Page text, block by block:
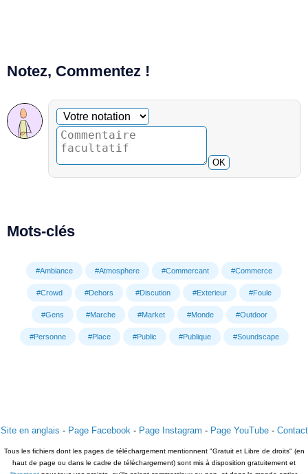
Notez, Commentez !
Commentaire facultatif
Votre notation
OK
Mots-clés
#Ambiance #Atmosphere #Commercant #Commerce
#Crowd #Dehors #Discution #Exterieur #Foule
#Gens #Marche #Market #Monde #Outdoor
#Personne #Place #Public #Publique #Soundscape
Site en anglais - Page Facebook - Page Instagram - Page YouTube- Contact
Tous les fichiers dont les pages de téléchargement mentionnent "Gratuit et Libre de droits" (en
haut de page ou dans le cadre de téléchargement) sont mis à disposition gratuitement et